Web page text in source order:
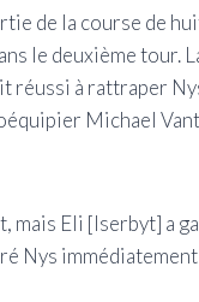
de la course de
le deuxième tour.
réussi à rattraper
Michael
mais Eli [Iserbyt] a
Nys